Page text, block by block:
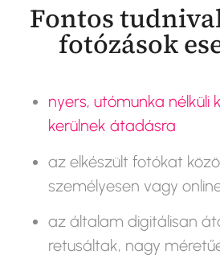
Fontos
fotózások
nyers, utómunka nélküli
kerülnek átadásra
az elkészült fotókat
személyesen vagy
az általam digitálisan
retusáltak, nagy